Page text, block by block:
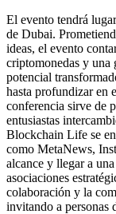
El evento tendrá
de Dubai.
ideas, el evento
criptomonedas y una
potencial
hasta profundizar en
conferencia sirve de
entusiastas
Blockchain Life se
como MetaNews,
alcance y llegar a
asociaciones
colaboración y la
invitando a personas